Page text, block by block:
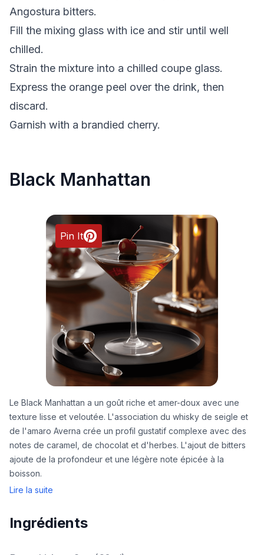
Angostura bitters.
Fill the mixing glass with ice and stir until well
chilled.
Strain the mixture into a chilled coupe glass.
Express the orange peel over the drink, then
discard.
Garnish with a brandied cherry.
Black Manhattan
Pin It
Le Black Manhattan a un goût riche et amer-doux avec une
texture lisse et veloutée. L'association du whisky de seigle et
de l'amaro Averna crée un profil gustatif complexe avec des
notes de caramel, de chocolat et d'herbes. L'ajout de bitters
ajoute de la profondeur et une légère note épicée à la
boisson.
Lire la suite
Ingrédients